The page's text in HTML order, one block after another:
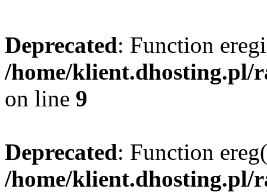
Deprecated: Function
/home/klient.dhosting.pl/
on line 9
Deprecated: Function
/home/klient.dhosting.pl/